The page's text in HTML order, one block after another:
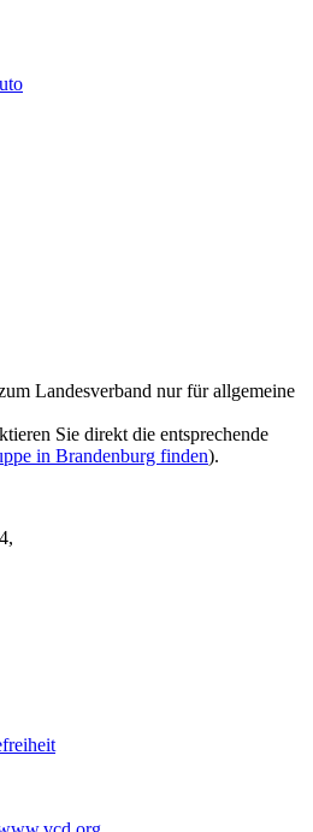
Landesverband nur für allgemeine
Sie direkt die entsprechende
in Brandenburg finden).